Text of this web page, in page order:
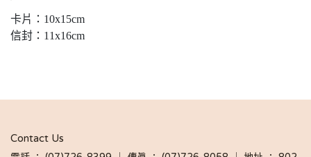
卡片：10x15cm
信封：11x16cm
Contact Us